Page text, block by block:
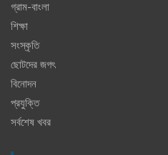
গ্রাম-বাংলা
শিক্ষা
সংস্কৃতি
ছোটদের জগৎ
বিনোদন
প্রযুক্তি
সর্বশেষ খবর